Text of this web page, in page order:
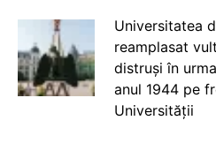
Universitatea
reamplasat
distruși în
anul 1944 pe
Universității